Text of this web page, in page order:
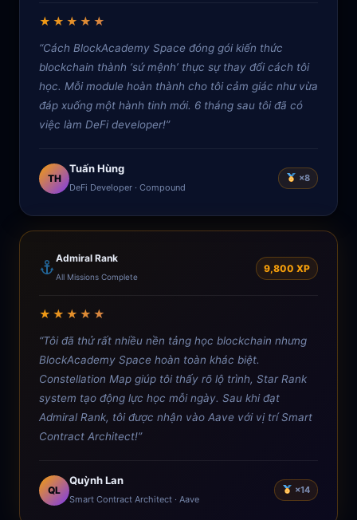
★★★★★
“Cách BlockAcademy Space đóng gói kiến thức
blockchain thành ‘sứ mệnh’ thực sự thay đổi cách tôi
học. Mỗi module hoàn thành cho tôi cảm giác như vừa
đáp xuống một hành tinh mới. 6 tháng sau tôi đã có
việc làm DeFi developer!”
TH
Tuấn Hùng
DeFi Developer · Compound
×8
Admiral Rank
All Missions Complete
9,800 XP
★★★★★
“Tôi đã thử rất nhiều nền tảng học blockchain nhưng
BlockAcademy Space hoàn toàn khác biệt.
Constellation Map giúp tôi thấy rõ lộ trình, Star Rank
system tạo động lực học mỗi ngày. Sau khi đạt
Admiral Rank, tôi được nhận vào Aave với vị trí Smart
Contract Architect!”
QL
Quỳnh Lan
Smart Contract Architect · Aave
×14